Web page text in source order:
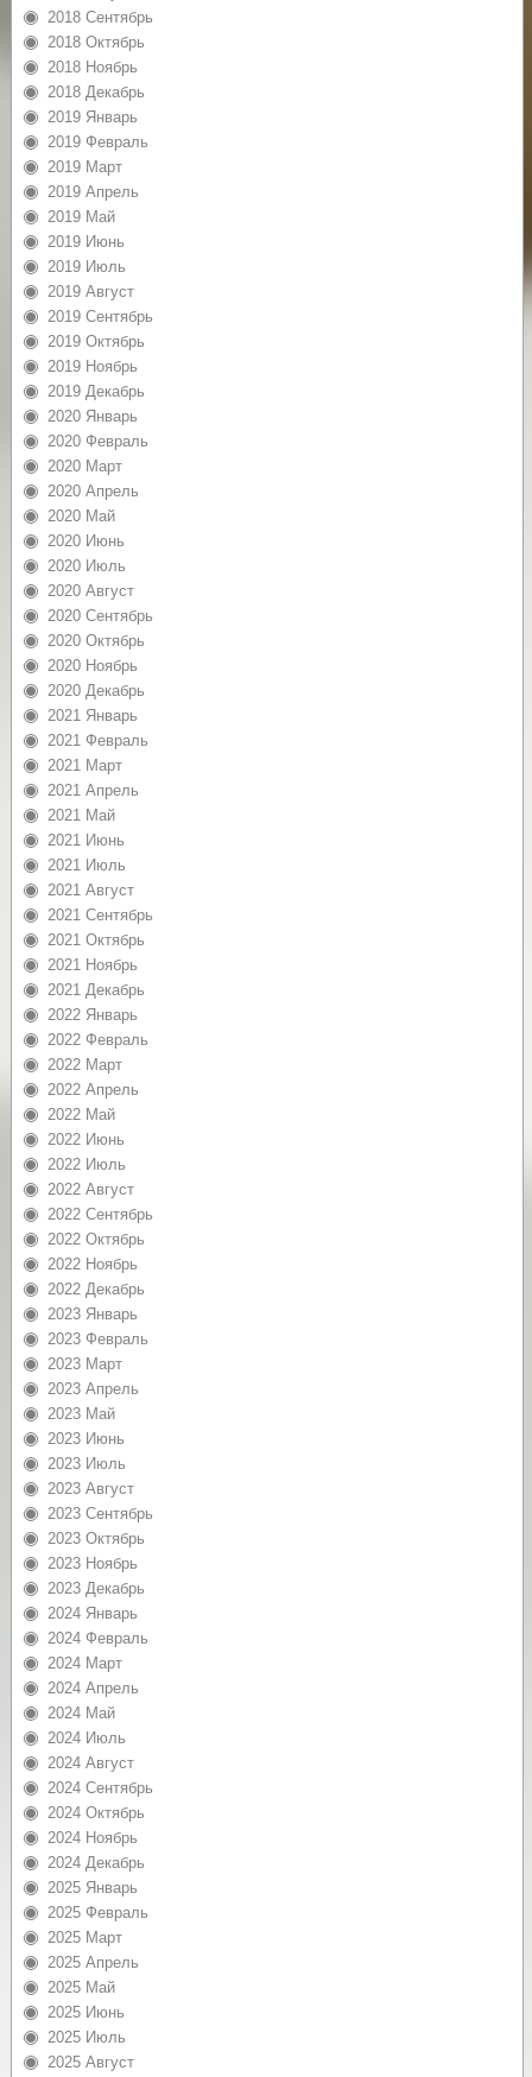
2018 Сентябрь
2018 Октябрь
2018 Ноябрь
2018 Декабрь
2019 Январь
2019 Февраль
2019 Март
2019 Апрель
2019 Май
2019 Июнь
2019 Июль
2019 Август
2019 Сентябрь
2019 Октябрь
2019 Ноябрь
2019 Декабрь
2020 Январь
2020 Февраль
2020 Март
2020 Апрель
2020 Май
2020 Июнь
2020 Июль
2020 Август
2020 Сентябрь
2020 Октябрь
2020 Ноябрь
2020 Декабрь
2021 Январь
2021 Февраль
2021 Март
2021 Апрель
2021 Май
2021 Июнь
2021 Июль
2021 Август
2021 Сентябрь
2021 Октябрь
2021 Ноябрь
2021 Декабрь
2022 Январь
2022 Февраль
2022 Март
2022 Апрель
2022 Май
2022 Июнь
2022 Июль
2022 Август
2022 Сентябрь
2022 Октябрь
2022 Ноябрь
2022 Декабрь
2023 Январь
2023 Февраль
2023 Март
2023 Апрель
2023 Май
2023 Июнь
2023 Июль
2023 Август
2023 Сентябрь
2023 Октябрь
2023 Ноябрь
2023 Декабрь
2024 Январь
2024 Февраль
2024 Март
2024 Апрель
2024 Май
2024 Июль
2024 Август
2024 Сентябрь
2024 Октябрь
2024 Ноябрь
2024 Декабрь
2025 Январь
2025 Февраль
2025 Март
2025 Апрель
2025 Май
2025 Июнь
2025 Июль
2025 Август